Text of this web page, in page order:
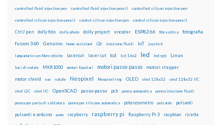
controlled fluid injection pen controlled fluid injection pencil controlled silicon injection pen
controlled silicon injection pencil control silicon injection pen control silicon injection pencil
CtrlJ pen dolly foto dolly photo dolly project encoder ESP8266 fibra ottica fotografia
fusion 360 Genuino home assistant i2c iniezione fluidi IoT joystick
lampadario con fibre ottiche lasercut laser cut lcd lcd 16x2 led led rgb Linux
luci di natale MKR1000 motori bipolari motori passo-passo motori stepper
motor shield nas natale Neopixel Neopixel ring OLED oled 128x32 oled 128x32 IIC
oled i2C oled IIC OpenSCAD passo-passo pcb penna automatica penna iniezione fluidi
penna per pasta di saldatura penna per silicone automatica potenziometro pulsante pulsanti
pulsanti e arduino pwm raspberry raspberry pi Raspberry Pi 3 raspbian ricetta